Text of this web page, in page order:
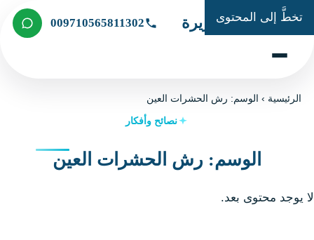
تخطَّ إلى المحتوى
شركة الجزيرة 009710565811302
الرئيسية ›الوسم: رش الحشرات العين
نصائح وأفكار
الوسم: رش الحشرات العين
لا يوجد محتوى بعد.